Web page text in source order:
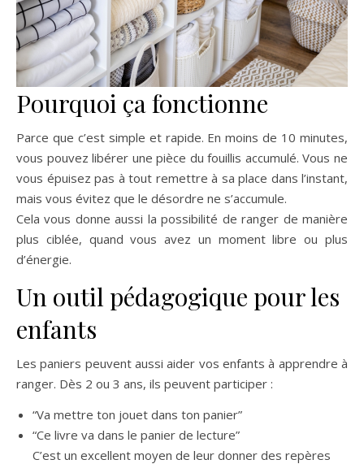
Pourquoi ça fonctionne
Parce que c’est simple et rapide. En moins de 10 minutes,
vous pouvez libérer une pièce du fouillis accumulé. Vous ne
vous épuisez pas à tout remettre à sa place dans l’instant,
mais vous évitez que le désordre ne s’accumule.
Cela vous donne aussi la possibilité de ranger de manière
plus ciblée, quand vous avez un moment libre ou plus
d’énergie.
Un outil pédagogique pour les
enfants
Les paniers peuvent aussi aider vos enfants à apprendre à
ranger. Dès 2 ou 3 ans, ils peuvent participer :
“Va mettre ton jouet dans ton panier”
“Ce livre va dans le panier de lecture”
C’est un excellent moyen de leur donner des repères